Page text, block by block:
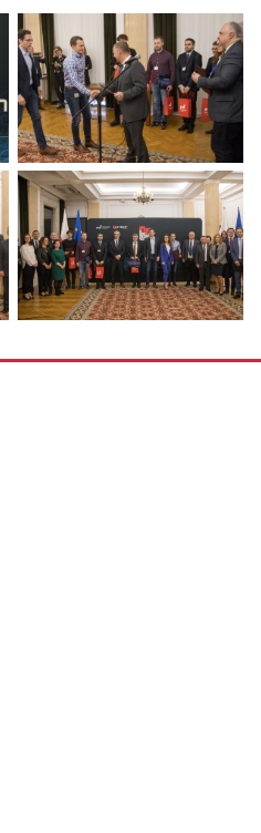
Pokaż
zdjęcie
2
z
galerii.
zdjęcie